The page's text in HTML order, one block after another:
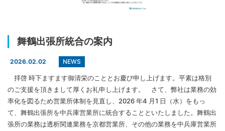
舞鶴出張所統合の案内
2026.02.02 NEWS
拝啓 時下ますます御清栄のこととお慶び申し上げます。平素は格別
のご支援を頂きまして厚くお礼申し上げます。 さて、弊社は業務の効
率化を図るため営業所体制を見直し、2026 年4 月1 日（水）をもっ
て、舞鶴出張所を中兵庫営業所に統合することといたしました。舞鶴出
張所の業務は透析関連業務を京都営業所、その他の業務を中兵庫営業所